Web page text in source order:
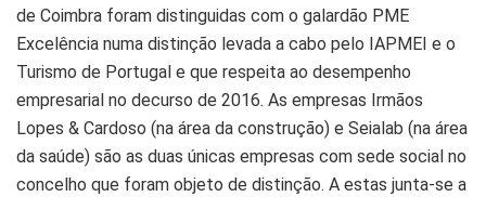
de Coimbra foram distinguidas com o galardão PME
Excelência numa distinção levada a cabo pelo IAPMEI e o
Turismo de Portugal e que respeita ao desempenho
empresarial no decurso de 2016. As empresas Irmãos
Lopes & Cardoso (na área da construção) e Seialab (na área
da saúde) são as duas únicas empresas com sede social no
concelho que foram objeto de distinção. A estas junta-se a